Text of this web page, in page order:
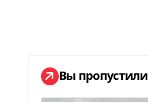
Вы пропустили